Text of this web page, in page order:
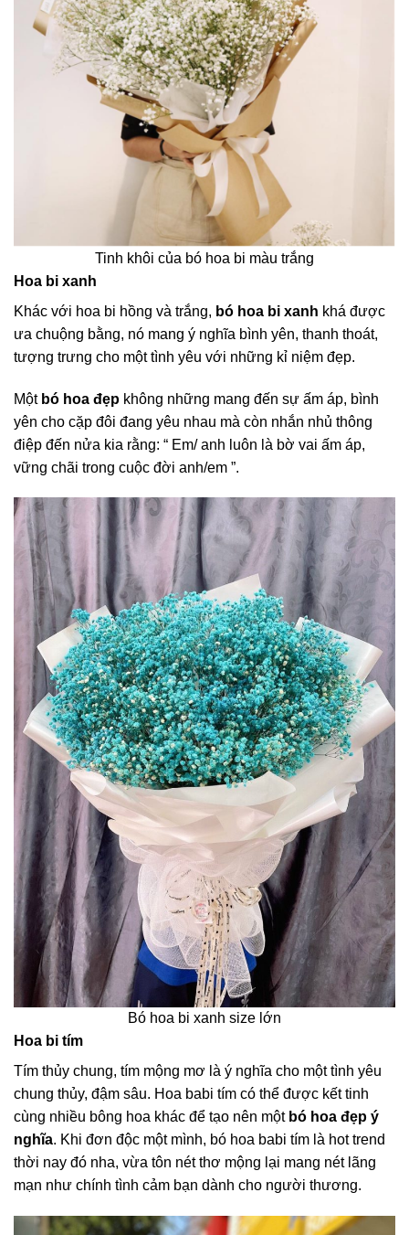
Tinh khôi của bó hoa bi màu trắng
Hoa bi xanh
Khác với hoa bi hồng và trắng, bó hoa bi xanh khá được
ưa chuộng bằng, nó mang ý nghĩa bình yên, thanh thoát,
tượng trưng cho một tình yêu với những kỉ niệm đẹp.
Một bó hoa đẹp không những mang đến sự ấm áp, bình
yên cho cặp đôi đang yêu nhau mà còn nhắn nhủ thông
điệp đến nửa kia rằng: “ Em/ anh luôn là bờ vai ấm áp,
vững chãi trong cuộc đời anh/em ”.
Bó hoa bi xanh size lớn
Hoa bi tím
Tím thủy chung, tím mộng mơ là ý nghĩa cho một tình yêu
chung thủy, đậm sâu. Hoa babi tím có thể được kết tinh
cùng nhiều bông hoa khác để tạo nên một bó hoa đẹp ý
nghĩa. Khi đơn độc một mình, bó hoa babi tím là hot trend
thời nay đó nha, vừa tôn nét thơ mộng lại mang nét lãng
mạn như chính tình cảm bạn dành cho người thương.